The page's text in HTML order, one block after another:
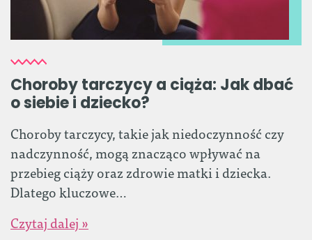
Choroby tarczycy a ciąża: Jak dbać
o siebie i dziecko?
Choroby tarczycy, takie jak niedoczynność czy
nadczynność, mogą znacząco wpływać na
przebieg ciąży oraz zdrowie matki i dziecka.
Dlatego kluczowe…
Czytaj dalej »